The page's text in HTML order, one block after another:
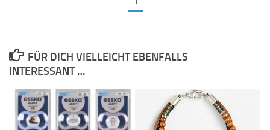
FÜR DICH VIELLEICHT EBENFALLS
INTERESSANT …